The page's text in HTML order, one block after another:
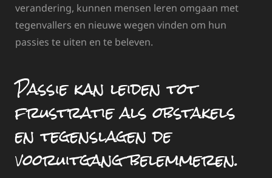
verandering, kunnen mensen leren omgaan met
tegenvallers en nieuwe wegen vinden om hun
passies te uiten en te beleven.
Passie kan leiden tot
frustratie als obstakels
en tegenslagen de
vooruitgang belemmeren.